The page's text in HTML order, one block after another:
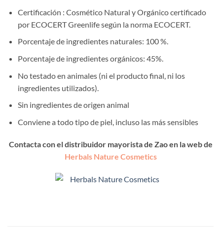
Certificación : Cosmético Natural y Orgánico certificado
por ECOCERT Greenlife según la norma ECOCERT.
Porcentaje de ingredientes naturales: 100 %.
Porcentaje de ingredientes orgánicos: 45%.
No testado en animales (ni el producto final, ni los
ingredientes utilizados).
Sin ingredientes de origen animal
Conviene a todo tipo de piel, incluso las más sensibles
Contacta con el distribuidor mayorista de Zao en la web de
Herbals Nature Cosmetics